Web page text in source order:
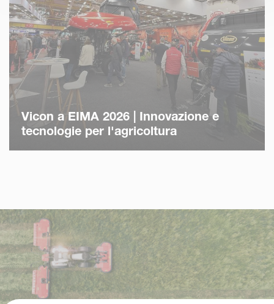
Vicon a EIMA 2026 | Innovazione e
tecnologie per l'agricoltura